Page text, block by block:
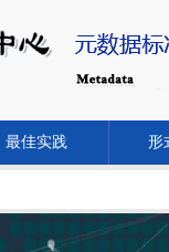
最佳实践 形